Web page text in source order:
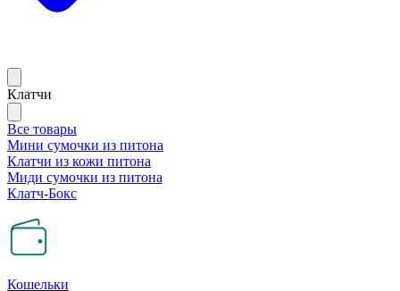
Клатчи
Все товары
Мини сумочки из питона
Клатчи из кожи питона
Миди сумочки из питона
Клатч-Бокс
Кошельки